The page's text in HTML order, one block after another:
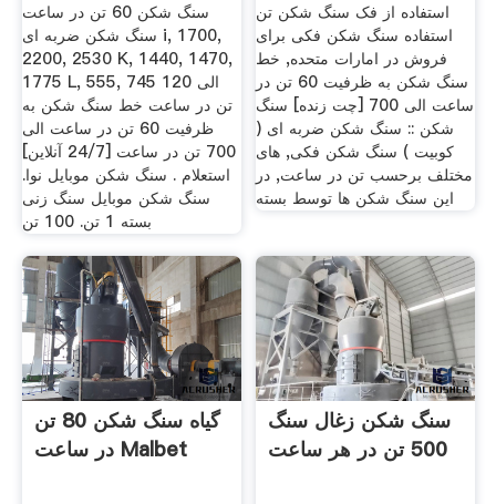
سنگ شکن 60 تن در ساعت
سنگ شکن ضربه ای i, 1700,
2200, 2530 K, 1440, 1470,
1775 L, 555, 745 الی 120
تن در ساعت خط سنگ شكن به
ظرفیت 60 تن در ساعت الی
700 تن در ساعت [24/7 آنلاین]
استعلام . سنگ شکن موبایل نوا.
سنگ شکن موبایل سنگ زنی
بسته 1 تن. 100 تن
استفاده از فک سنگ شکن تن
استفاده سنگ شکن فکی برای
فروش در امارات متحده, خط
سنگ شكن به ظرفیت 60 تن در
ساعت الی 700 [چت زنده] سنگ
شکن :: سنگ شکن ضربه ای (
کوبیت ) سنگ شکن فکی, های
مختلف برحسب تن در ساعت, در
این سنگ شکن ها توسط بسته
گیاه سنگ شکن 80 تن
در ساعت Malbet
سنگ شکن زغال سنگ
500 تن در هر ساعت